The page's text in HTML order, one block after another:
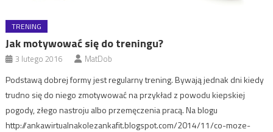
TRENING
Jak motywować się do treningu?
3 lutego 2016 MatDob
Podstawą dobrej formy jest regularny trening. Bywają jednak dni kiedy
trudno się do niego zmotywować na przykład z powodu kiepskiej
pogody, złego nastroju albo przemęczenia pracą. Na blogu
http://ankawirtualnakolezankafit.blogspot.com/2014/11/co-moze-